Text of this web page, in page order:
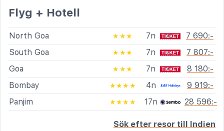
Flyg + Hotell
North Goa ★★★ 7n
7 690:-
South Goa
★★★ 7n
7 807:-
Goa
★★★ 7n
8 180:-
Bombay
★★★★ 4n
9 919:-
Panjim
★★★★ 17n 28 596:-
Sök efter resor till Indien